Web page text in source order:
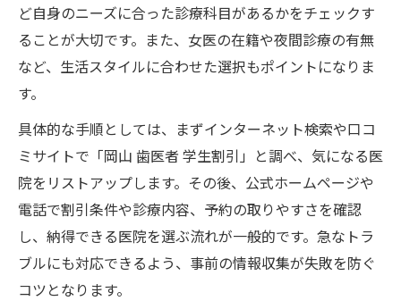
歯医者の費用を比較して賢く通院する方法
保険適用や割引で歯医者費用を抑えるコツ
歯医者の追加費用やプラン内容のチェック
学生向けに人気の歯医者の特徴と口コミ活
用
女医在籍や小児歯科対応にも注目したい通院の
ポイント
女医在籍の歯医者で安心して相談できる理
由
ど自身のニーズに合った診療科目があるかをチェックす
ることが大切です。また、女医の在籍や夜間診療の有無
など、生活スタイルに合わせた選択もポイントになりま
す。
具体的な手順としては、まずインターネット検索や口コ
ミサイトで「岡山 歯医者 学生割引」と調べ、気になる医
院をリストアップします。その後、公式ホームページや
電話で割引条件や診療内容、予約の取りやすさを確認
し、納得できる医院を選ぶ流れが一般的です。急なトラ
ブルにも対応できるよう、事前の情報収集が失敗を防ぐ
コツとなります。